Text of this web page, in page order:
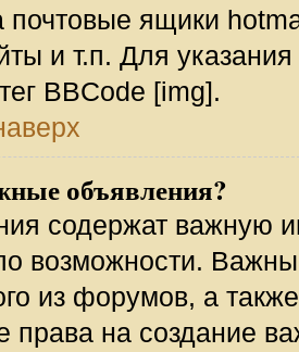
почтовые ящики
и т.п. Для
BBCode [img].
объявления?
содержат
возможности.
из форумов, а
права на создание